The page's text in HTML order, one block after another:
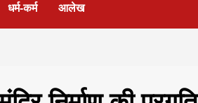
धर्म-कर्म आलेख